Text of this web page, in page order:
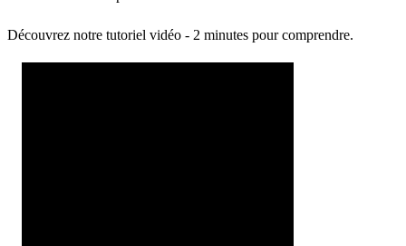
Découvrez notre tutoriel vidéo - 2 minutes pour comprendre.